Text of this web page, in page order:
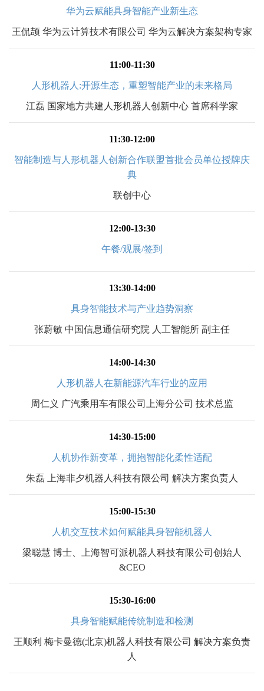
华为云赋能具身智能产业新生态
王侃颉 华为云计算技术有限公司 华为云解决方案架构专家
11:00-11:30
人形机器人:开源生态，重塑智能产业的未来格局
江磊 国家地方共建人形机器人创新中心 首席科学家
11:30-12:00
智能制造与人形机器人创新合作联盟首批会员单位授牌庆
典
联创中心
12:00-13:30
午餐/观展/签到
13:30-14:00
具身智能技术与产业趋势洞察
张蔚敏 中国信息通信研究院 人工智能所 副主任
14:00-14:30
人形机器人在新能源汽车行业的应用
周仁义 广汽乘用车有限公司上海分公司 技术总监
14:30-15:00
人机协作新变革，拥抱智能化柔性适配
朱磊 上海非夕机器人科技有限公司 解决方案负责人
15:00-15:30
人机交互技术如何赋能具身智能机器人
梁聪慧 博士、上海智可派机器人科技有限公司创始人
&CEO
15:30-16:00
具身智能赋能传统制造和检测
王顺利 梅卡曼德(北京)机器人科技有限公司 解决方案负责
人